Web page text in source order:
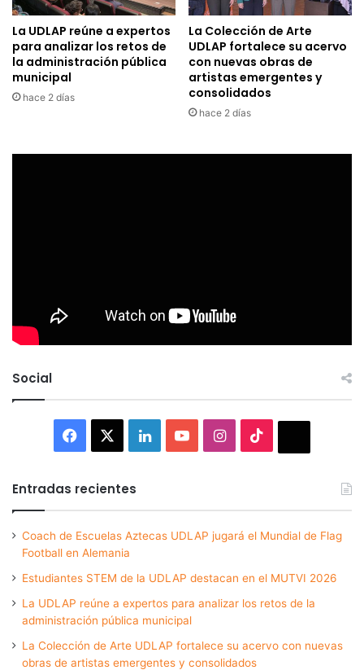
La UDLAP reúne a expertos
para analizar los retos de
la administración pública
municipal
hace 2 días
La Colección de Arte
UDLAP fortalece su acervo
con nuevas obras de
artistas emergentes y
consolidados
hace 2 días
Social
Facebook LinkedInYouTubeInstagram
Entradas recientes
Coach de Escuelas Aztecas UDLAP jugará el Mundial de Flag
Football en Alemania
Estudiantes STEM de la UDLAP destacan en el MUTVI 2026
La UDLAP reúne a expertos para analizar los retos de la
administración pública municipal
La Colección de Arte UDLAP fortalece su acervo con nuevas
obras de artistas emergentes y consolidados